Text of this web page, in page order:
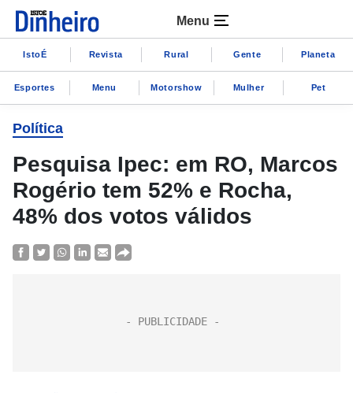
Menu
IstoÉ Revista Rural Gente Planeta
Esportes Menu Motorshow Mulher Pet
Política
Pesquisa Ipec: em RO, Marcos
Rogério tem 52% e Rocha,
48% dos votos válidos